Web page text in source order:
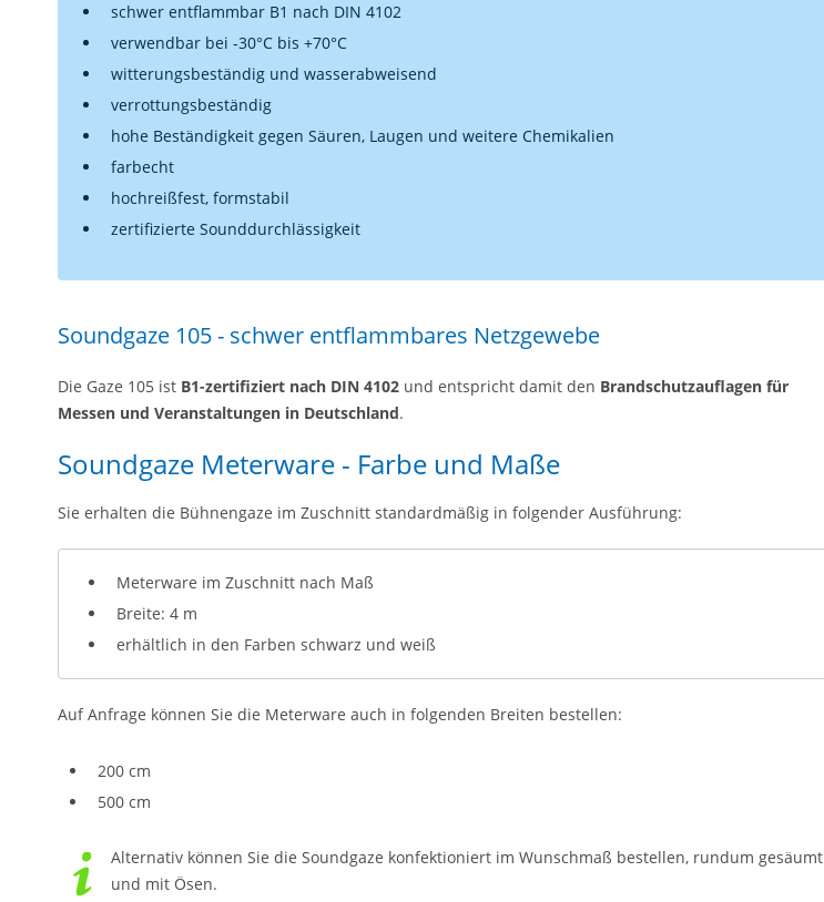
schwer entflammbar B1 nach DIN 4102
verwendbar bei -30°C bis +70°C
witterungsbeständig und wasserabweisend
verrottungsbeständig
hohe Beständigkeit gegen Säuren, Laugen und weitere Chemikalien
farbecht
hochreißfest, formstabil
zertifizierte Sounddurchlässigkeit
Soundgaze 105 - schwer entflammbares Netzgewebe
Die Gaze 105 ist B1-zertifiziert nach DIN 4102 und entspricht damit den Brandschutzauflagen für
Messen und Veranstaltungen in Deutschland.
Soundgaze Meterware - Farbe und Maße
Sie erhalten die Bühnengaze im Zuschnitt standardmäßig in folgender Ausführung:
Meterware im Zuschnitt nach Maß
Breite: 4 m
erhältlich in den Farben schwarz und weiß
Auf Anfrage können Sie die Meterware auch in folgenden Breiten bestellen:
200 cm
500 cm
Alternativ können Sie die Soundgaze konfektioniert im Wunschmaß bestellen, rundum gesäumt
und mit Ösen.